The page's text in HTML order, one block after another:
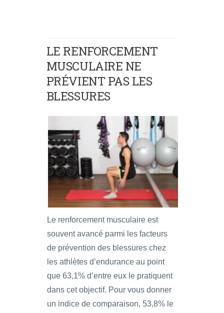
LE RENFORCEMENT
MUSCULAIRE NE
PRÉVIENT PAS LES
BLESSURES
Le renforcement musculaire est
souvent avancé parmi les facteurs
de prévention des blessures chez
les athlètes d’endurance au point
que 63,1% d’entre eux le pratiquent
dans cet objectif. Pour vous donner
un indice de comparaison, 53,8% le